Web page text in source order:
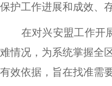
保护工作进展和成效、
在对兴安盟工作开
难情况，为系统掌握全
有效依据，旨在找准需